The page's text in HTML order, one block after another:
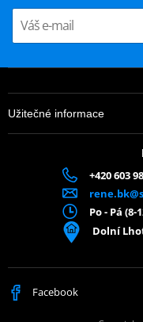
Užitečné informace
+420 603
Po - Pá
Dolní
Facebook